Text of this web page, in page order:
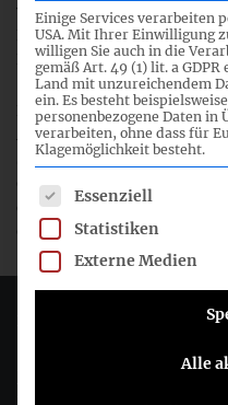
werden hierzu zwei
Konsultation gestellt,
Rahmenkonzept und die
Die Frist zur
Agendakonsultation 2015
Stellungnahmen zu dem
elektronischen Form
des IASBwww.ifrs.org
einzureichen.
Deutsches
Joachimsthaler Str. 34
Einige Services verarbeiten
USA. Mit Ihrer Einwilligung
willigen Sie auch in die
gemäß Art. 49 (1) lit. a GDPR
Land mit unzureichendem
ein. Es besteht
personenbezogene Daten in
verarbeiten, ohne dass für
Klagemöglichkeit besteht.
Es folgt eine Liste der
Essenziell
Statistiken
Externe Medien
Alle